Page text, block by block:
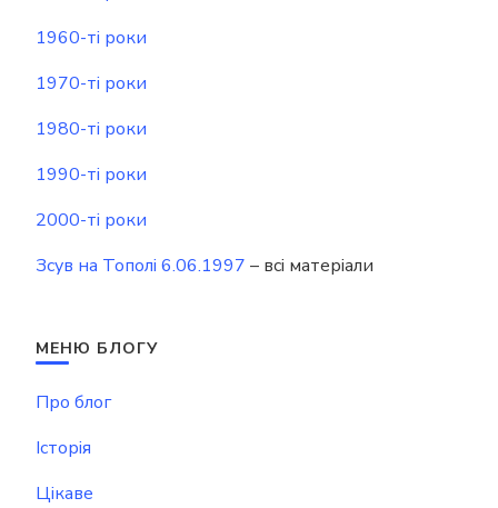
1960-ті роки
1970-ті роки
1980-ті роки
1990-ті роки
2000-ті роки
Зсув на Тополі 6.06.1997 – всі матеріали
МЕНЮ БЛОГУ
Про блог
Історія
Цікаве